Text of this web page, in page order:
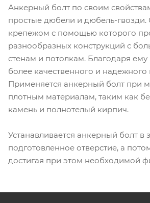
Анкерный болт по своим
простые дюбели и дюбель-гвозди.
крепежом с помощью которого
разнообразных конструкций с
стенам и потолкам. Благодаря
более качественного и надежного
Применяется анкерный болт при
плотным материалам, таким как
камень и полнотелый кирпич.
Устанавливается анкерный болт в
подготовленное отверстие, а
достигая при этом необходимой